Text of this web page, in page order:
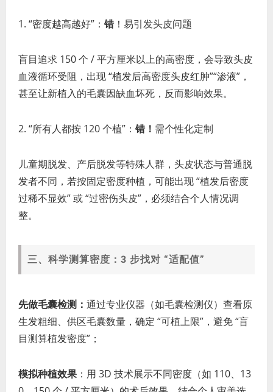
1. “密度越高越好”： 错 ！易引发头皮问题
盲目追求 150 个 / 平方厘米以上的高密度，会导致头皮
血液循环受阻，出现 “植发后高密度头皮红肿”“渗液”，
甚至让新植入的毛囊因缺血坏死，反而影响效果。
2. “所有人都按 120 个植”： 错！ 需个性化定制
儿童期脱发、产后脱发等特殊人群，头皮状态与普通脱
发者不同，若按固定密度种植，可能出现 “植发后密度
过稀不显效” 或 “过密伤头皮”，必须结合个人情况调
整。
三、科学测算密度：3 步找对 “适配值”
先做毛囊检测： 通过专业仪器（如毛囊检测仪）查看原
生发粗细、供区毛囊数量，确定 “可植上限”，避免 “盲
目测算植发密度”；
模拟种植效果 ：用 3D 技术展示不同密度（如 110、13